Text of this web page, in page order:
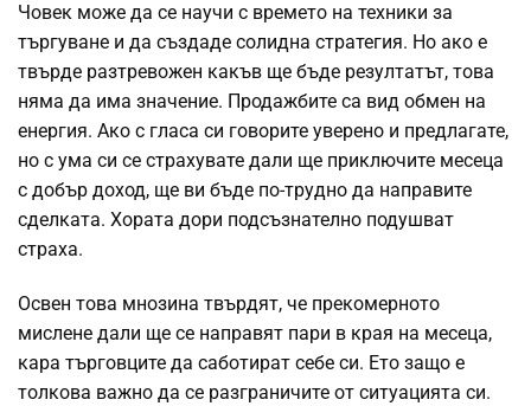
Човек може да се научи с времето на техники за
търгуване и да създаде солидна стратегия. Но ако е
твърде разтревожен какъв ще бъде резултатът, това
няма да има значение. Продажбите са вид обмен на
енергия. Ако с гласа си говорите уверено и предлагате,
но с ума си се страхувате дали ще приключите месеца
с добър доход, ще ви бъде по-трудно да направите
сделката. Хората дори подсъзнателно подушват
страха.
Освен това мнозина твърдят, че прекомерното
мислене дали ще се направят пари в края на месеца,
кара търговците да саботират себе си. Ето защо е
толкова важно да се разграничите от ситуацията си.